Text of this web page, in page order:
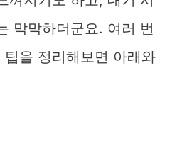
막막하더군요. 여러 번
을 정리해보면 아래와